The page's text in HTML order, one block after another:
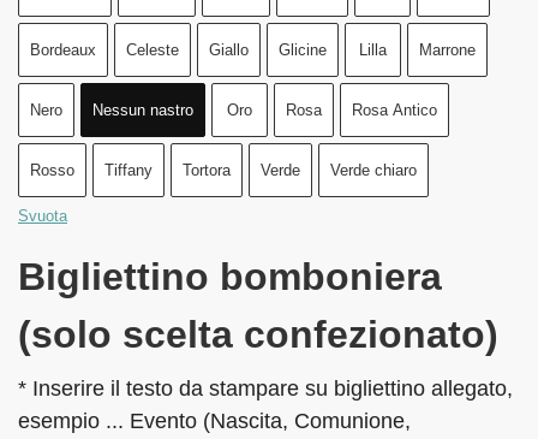
Bordeaux Celeste Giallo Glicine Lilla Marrone
Nero Nessun nastro Oro Rosa Rosa Antico
Rosso Tiffany Tortora Verde Verde chiaro
Svuota
Bigliettino bomboniera
(solo scelta confezionato)
* Inserire il testo da stampare su bigliettino allegato,
esempio ... Evento (Nascita, Comunione,